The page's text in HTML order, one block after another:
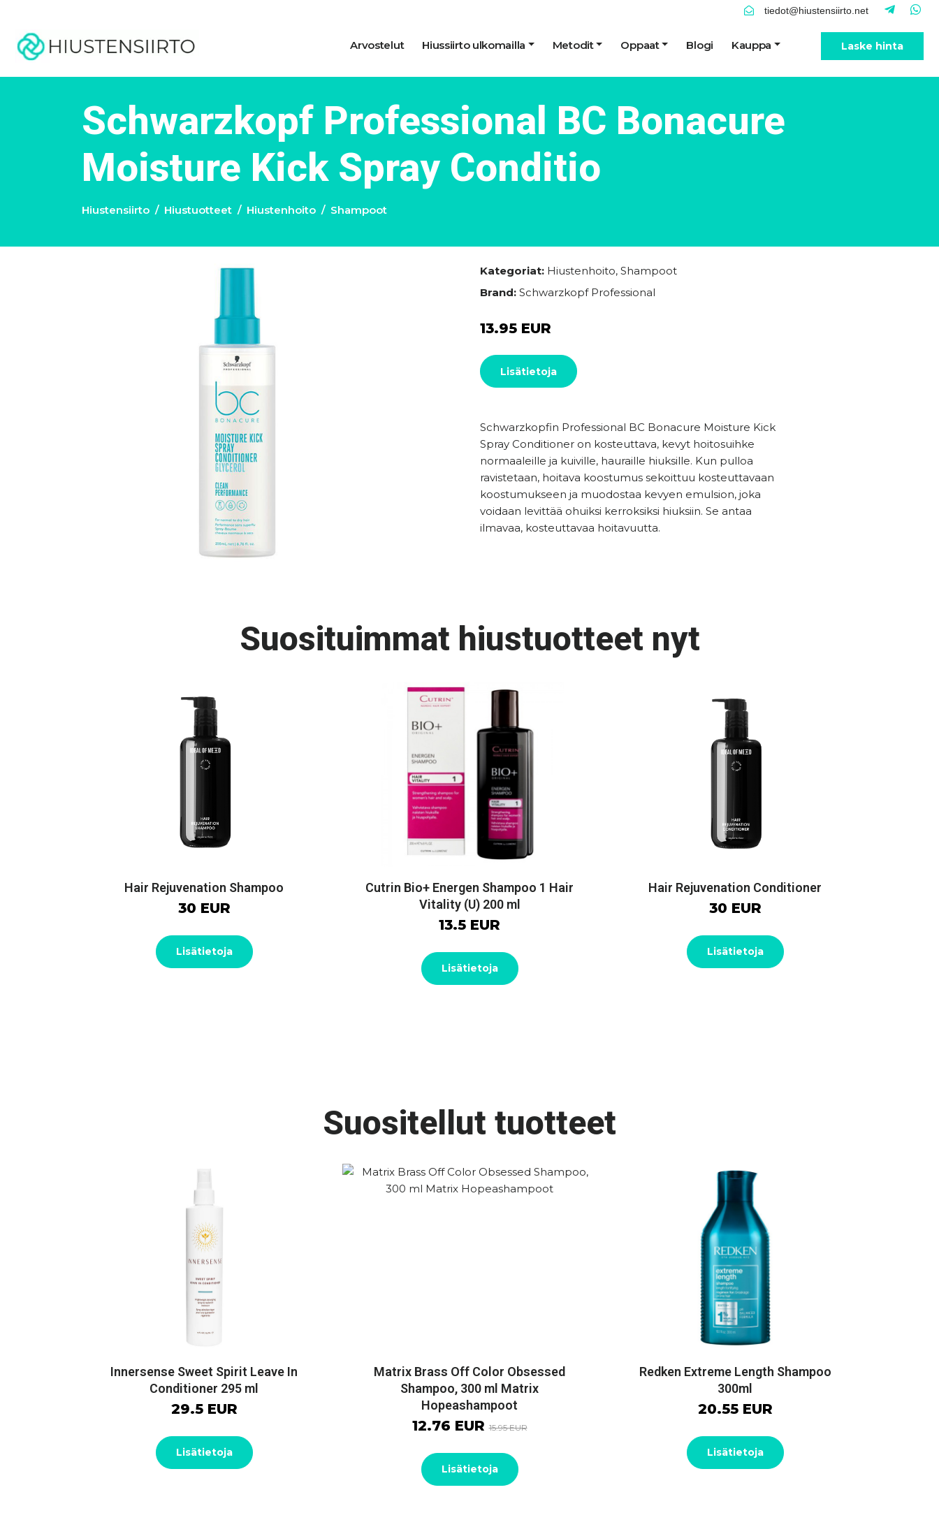
tiedot@hiustensiirto.net
Arvostelut Hiussiirto ulkomailla Metodit Oppaat Blogi Kauppa Laske hinta
Schwarzkopf Professional BC Bonacure
Moisture Kick Spray Conditio
Hiustensiirto Hiustuotteet Hiustenhoito Shampoot
Kategoriat: Hiustenhoito, Shampoot
Brand: Schwarzkopf Professional
13.95 EUR
Lisätietoja
Schwarzkopfin Professional BC Bonacure Moisture Kick
Spray Conditioner on kosteuttava, kevyt hoitosuihke
normaaleille ja kuiville, hauraille hiuksille. Kun pulloa
ravistetaan, hoitava koostumus sekoittuu kosteuttavaan
koostumukseen ja muodostaa kevyen emulsion, joka
voidaan levittää ohuiksi kerroksiksi hiuksiin. Se antaa
ilmavaa, kosteuttavaa hoitavuutta.
Suosituimmat hiustuotteet nyt
Hair Rejuvenation Shampoo
30 EUR
Lisätietoja
Cutrin Bio+ Energen Shampoo 1 Hair
Vitality (U) 200 ml
13.5 EUR
Lisätietoja
Hair Rejuvenation Conditioner
30 EUR
Lisätietoja
Suositellut tuotteet
Innersense Sweet Spirit Leave In
Conditioner 295 ml
29.5 EUR
Lisätietoja
Matrix Brass Off Color Obsessed
Shampoo, 300 ml Matrix
Hopeashampoot
12.76 EUR15.95 EUR
Lisätietoja
Redken Extreme Length Shampoo
300ml
20.55 EUR
Lisätietoja